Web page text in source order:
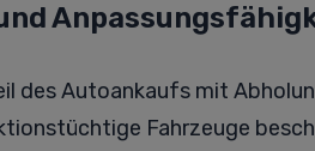
des Autoankaufs mit
Fahrzeuge